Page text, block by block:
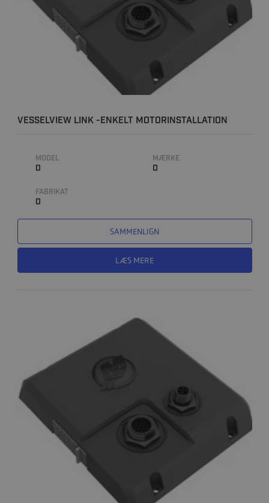
VESSELVIEW LINK -ENKELT MOTORINSTALLATION
MODEL
0
MÆRKE
0
FABRIKAT
0
SAMMENLIGN
LÆS MERE